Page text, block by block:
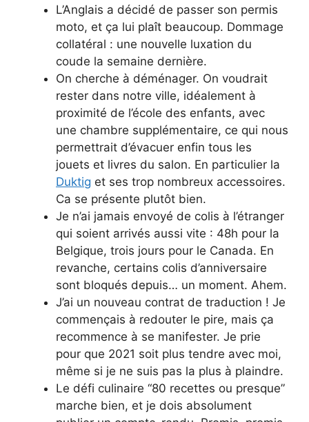
L’Anglais a décidé de passer son permis
moto, et ça lui plaît beaucoup. Dommage
collatéral : une nouvelle luxation du
coude la semaine dernière.
On cherche à déménager. On voudrait
rester dans notre ville, idéalement à
proximité de l’école des enfants, avec
une chambre supplémentaire, ce qui nous
permettrait d’évacuer enfin tous les
jouets et livres du salon. En particulier la
Duktig et ses trop nombreux accessoires.
Ca se présente plutôt bien.
Je n’ai jamais envoyé de colis à l’étranger
qui soient arrivés aussi vite : 48h pour la
Belgique, trois jours pour le Canada. En
revanche, certains colis d’anniversaire
sont bloqués depuis… un moment. Ahem.
J’ai un nouveau contrat de traduction ! Je
commençais à redouter le pire, mais ça
recommence à se manifester. Je prie
pour que 2021 soit plus tendre avec moi,
même si je ne suis pas la plus à plaindre.
Le défi culinaire “80 recettes ou presque”
marche bien, et je dois absolument